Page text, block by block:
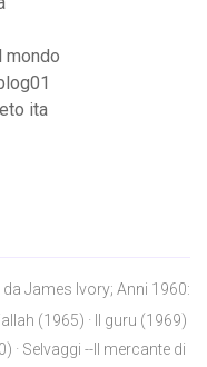
mondo
ita
James Ivory; Anni 1960:
(1965) · Il guru (1969)
· Selvaggi --Il mercante di